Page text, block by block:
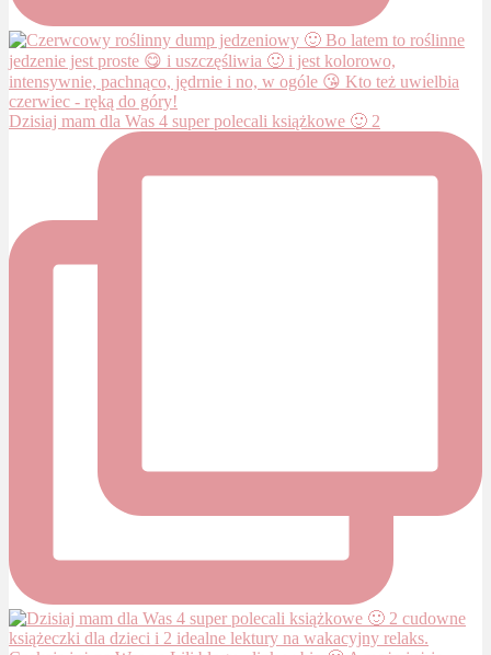
Dzisiaj mam dla Was 4 super polecali książkowe 🙂 2